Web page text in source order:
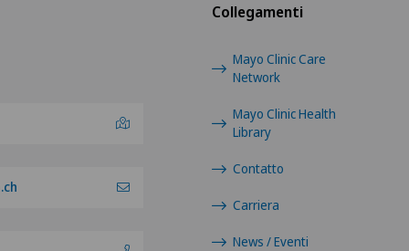
Collegamenti
Mayo Clinic Care
Network
Mayo Clinic Health
Library
Contatto
Carriera
News / Eventi